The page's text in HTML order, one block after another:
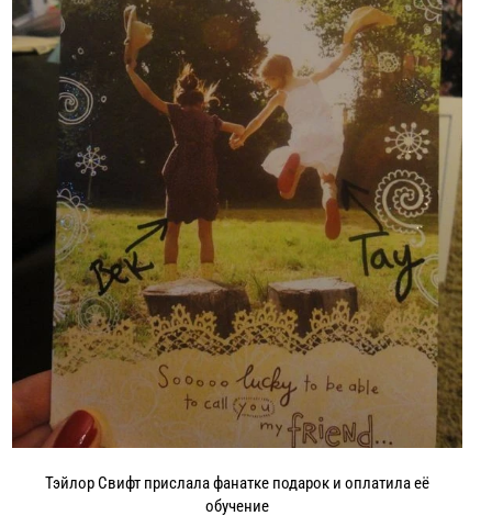
Тэйлор Свифт прислала фанатке подарок и оплатила её
обучение